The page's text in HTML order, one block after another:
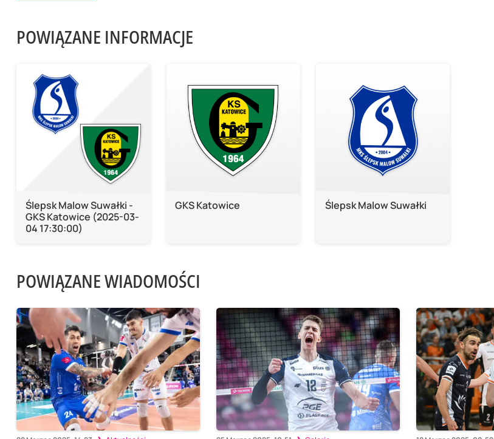
POWIĄZANE INFORMACJE
Ślepsk Malow Suwałki -
GKS Katowice (2025-03-
04 17:30:00)
GKS Katowice Ślepsk Malow Suwałki
POWIĄZANE WIADOMOŚCI